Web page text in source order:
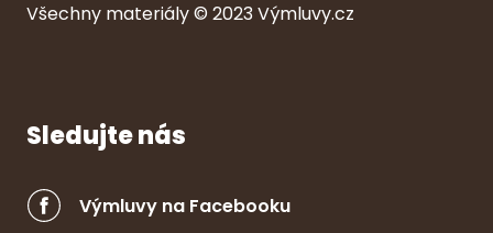
Všechny materiály © 2023Výmluvy.cz
Sledujte nás
Výmluvy na Facebooku